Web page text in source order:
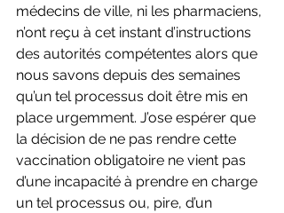
médecins de ville, ni les pharmaciens,
n’ont reçu à cet instant d’instructions
des autorités compétentes alors que
nous savons depuis des semaines
qu’un tel processus doit être mis en
place urgemment. J’ose espérer que
la décision de ne pas rendre cette
vaccination obligatoire ne vient pas
d’une incapacité à prendre en charge
un tel processus ou, pire, d’un